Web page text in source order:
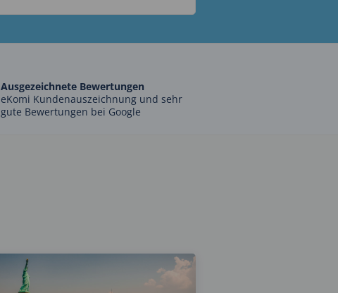
Ausgezeichnete Bewertungen
eKomi Kundenauszeichnung und sehr
gute Bewertungen bei Google